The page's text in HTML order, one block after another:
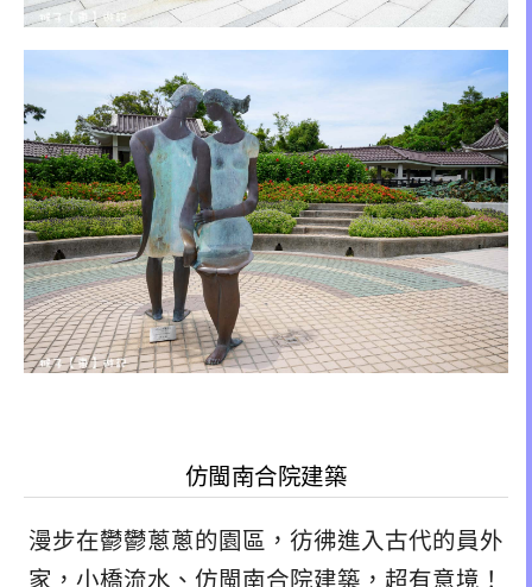
仿閩南合院建築
漫步在鬱鬱蔥蔥的園區，彷彿進入古代的員外
家，小橋流水、仿閩南合院建築，超有意境！